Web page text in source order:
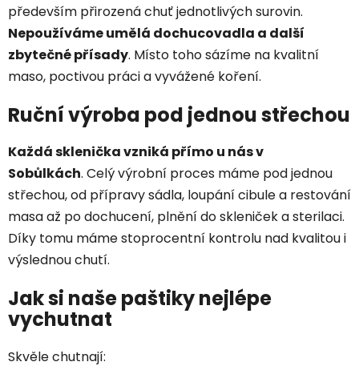
především přirozená chuť jednotlivých surovin.
Nepoužíváme umělá dochucovadla a další
zbytečné přísady. Místo toho sázíme na kvalitní
maso, poctivou práci a vyvážené koření.
Ruční výroba pod jednou střechou
Každá sklenička vzniká přímo u nás v
Sobůlkách. Celý výrobní proces máme pod jednou
střechou, od přípravy sádla, loupání cibule a restování
masa až po dochucení, plnění do skleniček a sterilaci.
Díky tomu máme stoprocentní kontrolu nad kvalitou i
výslednou chutí.
Jak si naše paštiky nejlépe
vychutnat
Skvěle chutnají: